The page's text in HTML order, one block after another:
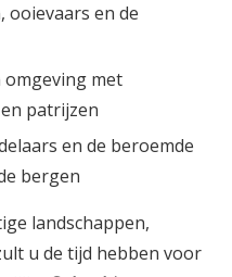
en de
met
patrijzen
en de beroemde
bergen
landschappen,
u de tijd hebben voor